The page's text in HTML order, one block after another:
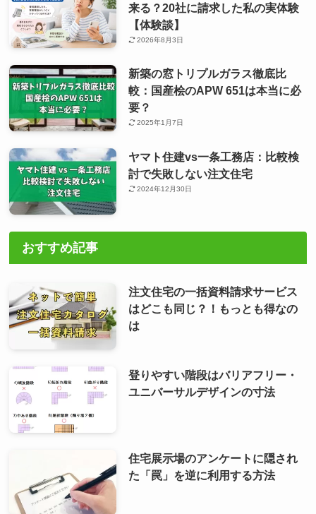
来る？20社に請求した私の実体験
【体験談】
2026年8月3日
新築の窓トリプルガラス徹底比
較：国産桧のAPW 651は本当に必
要？
2025年1月7日
ヤマト住建vs一条工務店：比較検
討で失敗しない注文住宅
2024年12月30日
おすすめ記事
注文住宅の一括資料請求サービス
はどこも同じ？！もっとも得なの
は
登りやすい階段はバリアフリー・
ユニバーサルデザインの寸法
住宅展示場のアンケートに隠され
た「罠」を逆に利用する方法